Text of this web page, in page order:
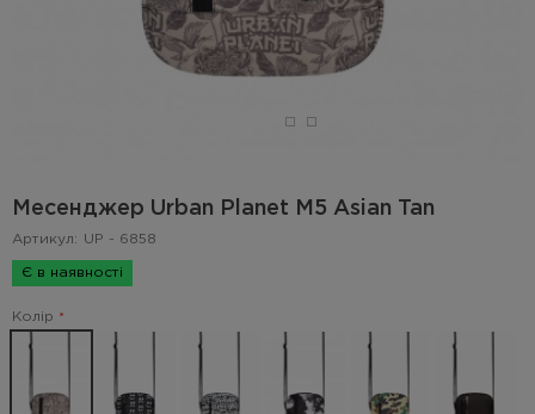
Месенджер Urban Planet M5 Asian Tan
Артикул: UP - 6858
Є в наявності
Колір